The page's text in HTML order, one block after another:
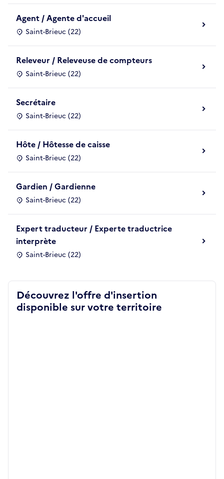
Agent / Agente d'accueil
Saint-Brieuc (22)
Releveur / Releveuse de compteurs
Saint-Brieuc (22)
Secrétaire
Saint-Brieuc (22)
Hôte / Hôtesse de caisse
Saint-Brieuc (22)
Gardien / Gardienne
Saint-Brieuc (22)
Expert traducteur / Experte traductrice
interprète
Saint-Brieuc (22)
Découvrez l'offre d'insertion
disponible sur votre territoire